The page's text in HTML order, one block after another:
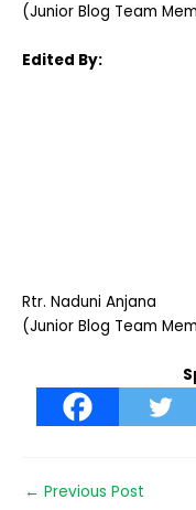
(Junior Blog Team
Edited By:
Rtr. Naduni Anjana
(Junior Blog Team
← Previous Post